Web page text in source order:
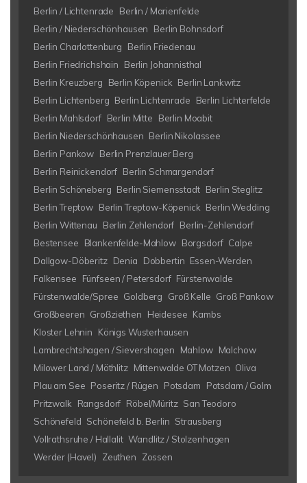
Berlin / Lichtenrade
Berlin / Marienfelde
Berlin / Niederschönhausen
Berlin Bohnsdorf
Berlin Charlottenburg
Berlin Friedenau
Berlin Friedrichshain
Berlin Johannisthal
Berlin Kreuzberg
Berlin Köpenick Berlin Lankwitz
Berlin Lichtenberg Berlin Lichtenrade
Berlin Lichterfelde
Berlin Mahlsdorf Berlin Mitte
Berlin Moabit
Berlin Niederschönhausen Berlin Nikolassee
Berlin Pankow Berlin Prenzlauer Berg
Berlin Reinickendorf Berlin Schmargendorf
Berlin Schöneberg Berlin Siemensstadt Berlin Steglitz
Berlin Treptow Berlin Treptow-Köpenick Berlin Wedding
Berlin Wittenau
Berlin Zehlendorf Berlin-Zehlendorf
Bestensee
Blankenfelde-Mahlow Borgsdorf Calpe
Dallgow-Döberitz Denia Dobbertin Essen-Werden
Falkensee
Fünfseen / Petersdorf Fürstenwalde
Fürstenwalde/Spree Goldberg Groß Kelle Groß Pankow
Großbeeren Großziethen Heidesee Kambs
Kloster Lehnin
Königs Wusterhausen
Lambrechtshagen / Sievershagen
Mahlow Malchow
Milower Land / Möthlitz Mittenwalde OT Motzen Oliva
Plau am See Poseritz / Rügen Potsdam
Potsdam / Golm
Pritzwalk
Rangsdorf Röbel/Müritz San Teodoro
Schönefeld Schönefeld b. Berlin Strausberg
Vollrathsruhe / Hallalit Wandlitz / Stolzenhagen
Werder (Havel)
Zeuthen Zossen